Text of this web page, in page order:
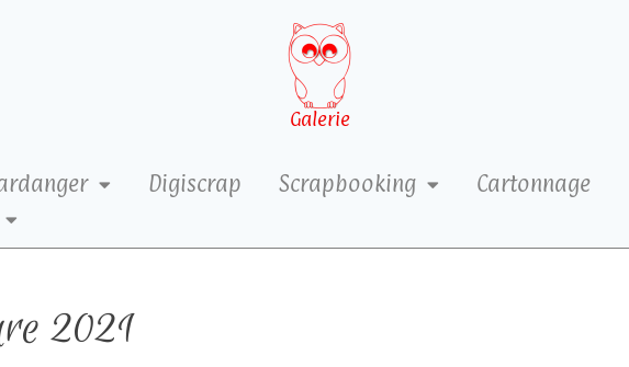
Galerie
Digiscrap Scrapbooking
Cartonnage
2021